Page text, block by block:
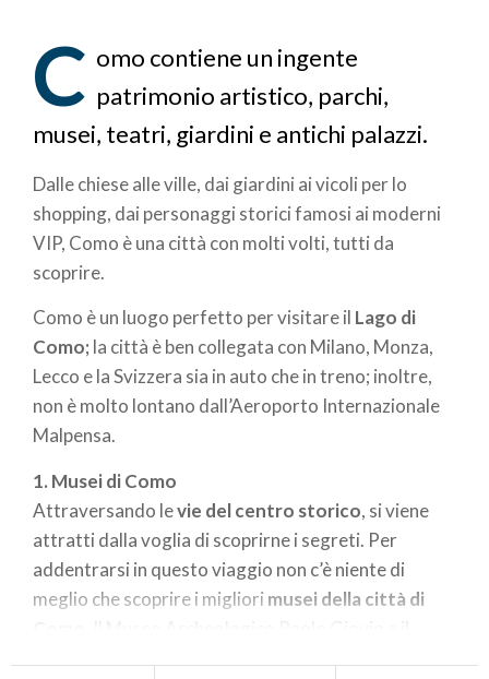
di
pane
C omo contiene un ingente
patrimonio artistico, parchi,
musei, teatri, giardini e antichi palazzi.
Dalle chiese alle ville, dai giardini ai vicoli per lo
shopping, dai personaggi storici famosi ai moderni
VIP, Como è una città con molti volti, tutti da
scoprire.
Como è un luogo perfetto per visitare il Lago di
Como; la città è ben collegata con Milano, Monza,
Lecco e la Svizzera sia in auto che in treno; inoltre,
non è molto lontano dall’Aeroporto Internazionale
Malpensa.
1. Musei di Como
Attraversando levie del centro storico, si viene
attratti dalla voglia di scoprirne i segreti. Per
addentrarsi in questo viaggio non c’è niente di
meglio che scoprire i migliori musei della città di